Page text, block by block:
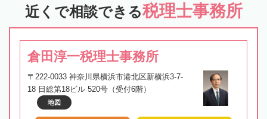
近くで相談できる税理士事務所
倉田淳一税理士事務所
〒222-0033 神奈川県横浜市港北区新横浜3-7-
18 日総第18ビル 520号（受付6階）
地図